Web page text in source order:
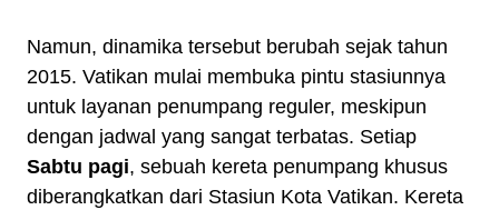
Namun, dinamika tersebut berubah sejak tahun
2015. Vatikan mulai membuka pintu stasiunnya
untuk layanan penumpang reguler, meskipun
dengan jadwal yang sangat terbatas. Setiap
Sabtu pagi, sebuah kereta penumpang khusus
diberangkatkan dari Stasiun Kota Vatikan. Kereta